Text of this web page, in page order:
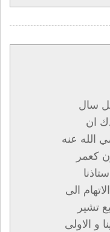
سال
ان
الله عنه
كعمر
الى
تشير
و الاولى